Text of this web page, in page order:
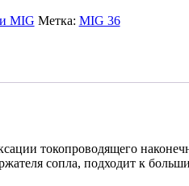
MIG Метка: MIG 36
токопроводящего
сопла, подходит к